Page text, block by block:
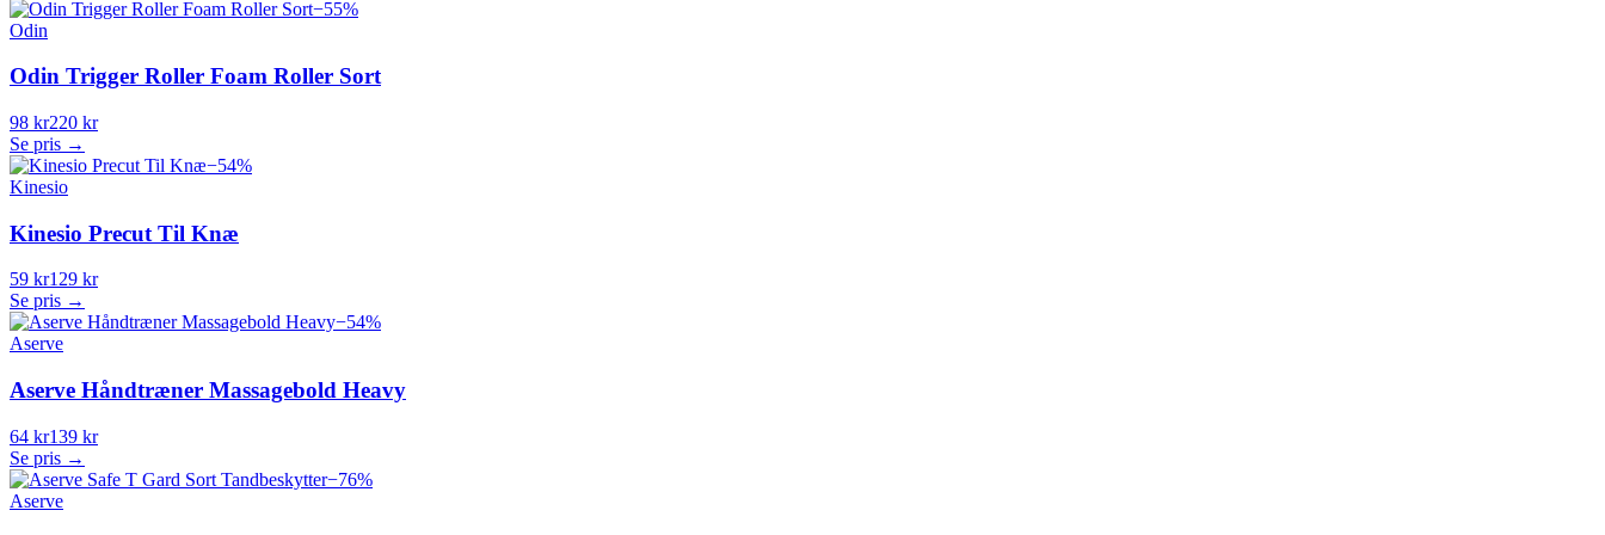
−55%
Odin
Odin Trigger Roller Foam Roller Sort
98 kr220 kr
Se pris →
−54%
Kinesio
Kinesio Precut Til Knæ
59 kr129 kr
Se pris →
−54%
Aserve
Aserve Håndtræner Massagebold Heavy
64 kr139 kr
Se pris →
−76%
Aserve